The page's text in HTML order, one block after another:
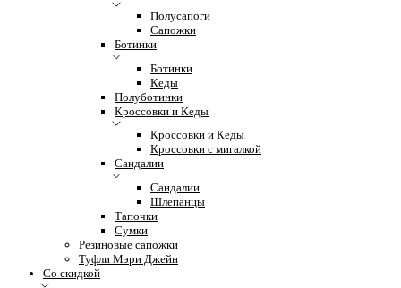
Полусапоги
Сапожки
Ботинки
Ботинки
Кеды
Полуботинки
Кроссовки и Кеды
Кроссовки и Кеды
Кроссовки с мигалкой
Сандалии
Сандалии
Шлепанцы
Тапочки
Сумки
Резиновые сапожки
Туфли Мэри Джейн
Со скидкой